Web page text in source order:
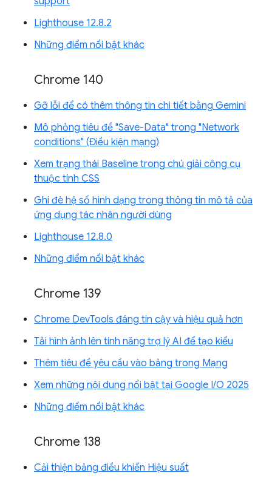
Lighthouse 12.8.2
Những điểm nổi bật khác
Chrome 140
Gỡ lỗi để có thêm thông tin chi tiết bằng Gemini
Mô phỏng tiêu đề "Save-Data" trong "Network
conditions" (Điều kiện mạng)
Xem trạng thái Baseline trong chú giải công cụ
thuộc tính CSS
Ghi đè hệ số hình dạng trong thông tin mô tả của
ứng dụng tác nhân người dùng
Lighthouse 12.8.0
Những điểm nổi bật khác
Chrome 139
Chrome DevTools đáng tin cậy và hiệu quả hơn
Tải hình ảnh lên tính năng trợ lý AI để tạo kiểu
Thêm tiêu đề yêu cầu vào bảng trong Mạng
Xem những nội dung nổi bật tại Google I/O 2025
Những điểm nổi bật khác
Chrome 138
Cải thiện bảng điều khiển Hiệu suất